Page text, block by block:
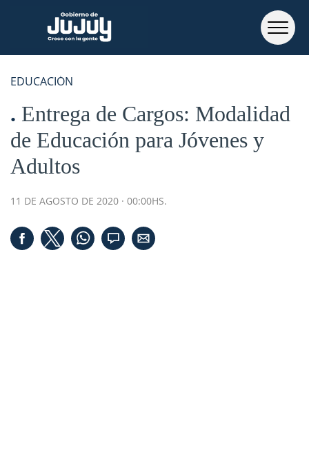
EDUCACIÓN
Entrega de Cargos: Modalidad
de Educación para Jóvenes y
Adultos
11 DE AGOSTO DE 2020 · 00:00HS.